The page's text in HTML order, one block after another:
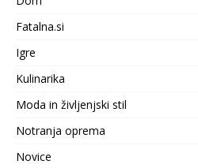
Fatalna.si
Igre
Kulinarika
Moda in življenjski stil
Notranja oprema
Novice